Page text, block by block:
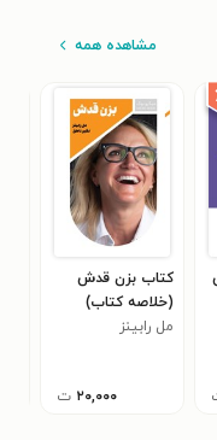
مشاهده همه
کتاب بزن قدش
(خلاصه کتاب)
مل رابینز
۲۰,۰۰۰ ت